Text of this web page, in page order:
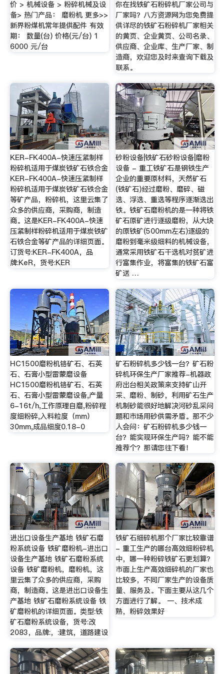
价 > 机械设备 > 粉碎机械及设
备> 热门产品： 磨粉机 更多>>
新界粉煤机常年提供配件 有效
期： 数量(台) 价格(元/台) 1
6000 元/台
你在找铁矿石粉碎机厂家公司与
厂家吗？八方资源网为您免费提
供详尽的铁矿石粉碎机厂家相关
的黄页、企业黄页、公司名录、
供应商、企业库、生产厂家、制
造商，欢迎您及时来查询下载及
联系。
KER-FK400A-快速压紧制样
粉碎机适用于煤炭铁矿石铁合金
KER-FK400A-快速压紧制样
粉碎机适用于煤炭铁矿石铁合金
等矿产品，粉碎机，这里云集了
众多的供应商，采购商，制造
商。这是KER-FK400A-快速
压紧制样粉碎机适用于煤炭铁矿
石铁合金等矿产品的详细页面。
订货号:KER-FK400A，品
牌:KeR，货号:KER
砂粉设备|铁矿石砂粉设备|磨粉
设备 - 重工铁矿石是钢铁生产
企业的重要原材料，天然矿石
(铁矿石)经过磨粉、磨碎、磁
选、浮选、重选等程序逐渐选出
铁。铁矿石磨粉机的是一种将铁
矿石原矿进行逐级磨粉，从大块
的原铁矿(500mm左右)逐级的
磨粉到毫米级细料的机械设备，
通常采用铁矿石干选机对贫矿进
行富集作业，将富集的铁矿石富
矿送 …
HC1500磨粉机铬矿石、石英
石、石膏小型雷蒙磨设备
HC1500磨粉机铬矿石、石英
石、石膏小型雷蒙磨设备,产量
6-16t/h,工作原理自磨,粉碎程
度细粉碎,入料粒度（mm）
30mm,成品细度0.18-0
矿石粉碎机多少钱一台？矿石粉
碎机环保生产厂家推荐-机器政
府出台相关政策来支持矿山开
采、磨粉、制砂，利用矿石生产
机制砂能很好地解决河砂乱采问
题和市场用砂供需矛盾。那不少
人会问：矿石粉碎机多少钱一
台？能实现环保生产吗？能不能
推荐个？那请您往下看！
进出口设备生产基地 铁矿石磨
粉系统设备 铁矿磨粉机-进出口
设备生产基地 铁矿石磨粉系统
设备 铁矿磨粉机，磨粉机，这
里云集了众多的供应商，采购
商，制造商。这是进出口设备生
产基地 铁矿石磨粉系统设备 铁
矿磨粉机的详细页面。类型:铁
矿石磨粉系统设备，货号:改
2083，品牌:，:建筑，道路建设
铁矿石细碎机那个厂家比较靠谱
- 重工生产的哪台高效细粉碎机
中，哪一种粉碎铁矿石更划算？
市面上生产高效细碎机的厂家也
比较多，不同厂家生产的设备质
量、服务及。下面主要从这几个
方面进行了解。 一、技术成
熟，粉碎效果好